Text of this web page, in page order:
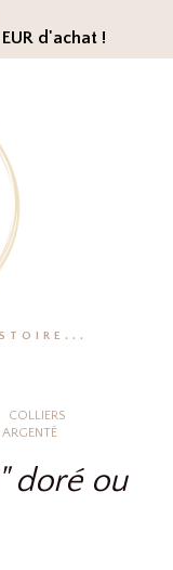
d'achat !
COLLIERS
doré ou